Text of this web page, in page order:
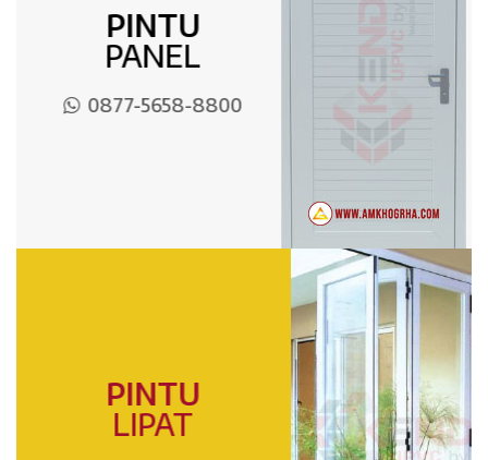
PINTU
PANEL
0877-5658-8800
PINTU
LIPAT